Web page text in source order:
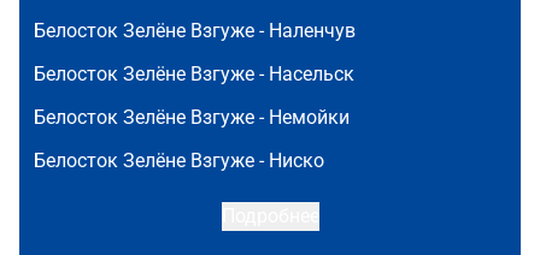
Белосток Зелёне Взгуже - Наленчув
Белосток Зелёне Взгуже - Насельск
Белосток Зелёне Взгуже - Немойки
Белосток Зелёне Взгуже - Ниско